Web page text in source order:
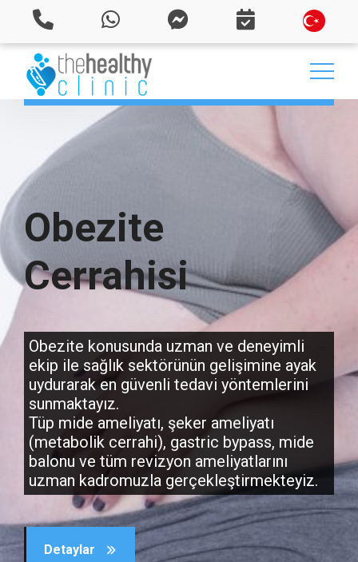
Obezite
Cerrahisi
Obezite konusunda uzman ve deneyimli
ekip ile sağlık sektörünün gelişimine ayak
uydurarak en güvenli tedavi yöntemlerini
sunmaktayız.
Tüp mide ameliyatı, şeker ameliyatı
(metabolik cerrahi), gastric bypass, mide
balonu ve tüm revizyon ameliyatlarını
uzman kadromuzla gerçekleştirmekteyiz.
Detaylar